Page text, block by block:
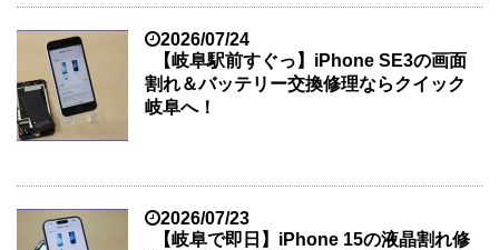
2026/07/24
【岐阜駅前すぐっ】iPhone SE3の画面
割れ＆バッテリー交換修理ならクイック
岐阜へ！
2026/07/23
【岐阜で即日】iPhone 15の液晶割れ修